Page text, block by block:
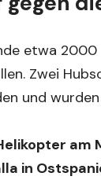
etwa
Zwei
und
am
in